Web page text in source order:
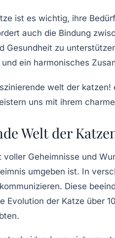
ist es wichtig, ihre
auch die Bindung
Gesundheit zu
ein harmonisches
Welt der
voller Geheimnisse und
umgeben ist. In
Diese
Evolution der Katze über